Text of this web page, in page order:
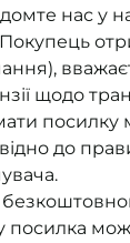
нас у
щодо
посилку
до
посилка